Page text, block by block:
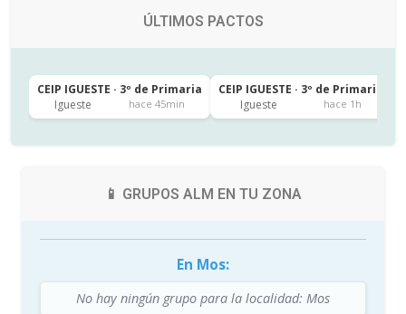
ÚLTIMOS PACTOS
CEIP IGUESTE · 3º de Primaria
Igueste
hace 45min
CEIP IGUESTE · 3º de Primaria
Igueste
hace 1h
📱 GRUPOS ALM EN TU ZONA
En Mos:
No hay ningún grupo para la localidad: Mos